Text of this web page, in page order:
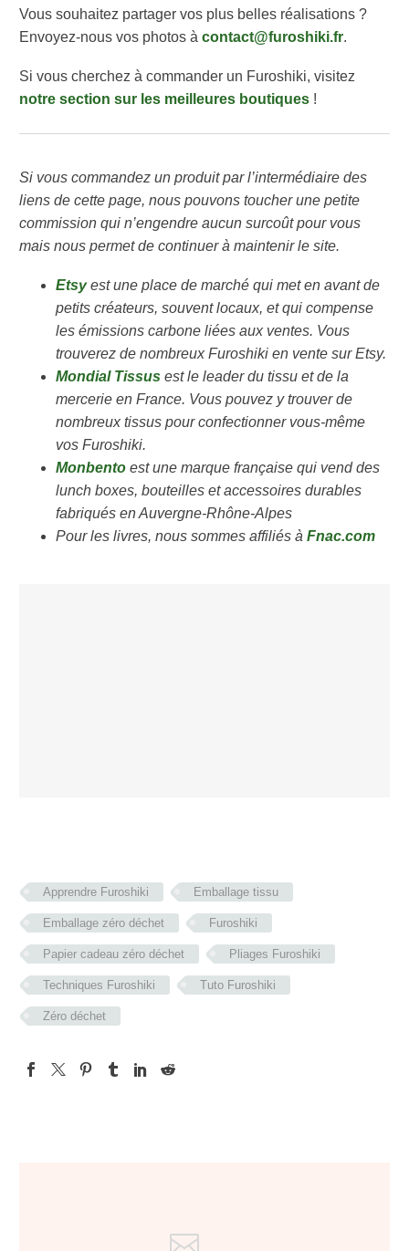
Vous souhaitez partager vos plus belles réalisations ?
Envoyez-nous vos photos à contact@furoshiki.fr.
Si vous cherchez à commander un Furoshiki, visitez
notre section sur les meilleures boutiques !
Si vous commandez un produit par l’intermédiaire des
liens de cette page, nous pouvons toucher une petite
commission qui n’engendre aucun surcoût pour vous
mais nous permet de continuer à maintenir le site.
Etsyest une place de marché qui met en avant de
petits créateurs, souvent locaux, et qui compense
les émissions carbone liées aux ventes. Vous
trouverez de nombreux Furoshiki en vente sur Etsy.
Mondial Tissus est le leader du tissu et de la
mercerie en France. Vous pouvez y trouver de
nombreux tissus pour confectionner vous-même
vos Furoshiki.
Monbento est une marque française qui vend des
lunch boxes, bouteilles et accessoires durables
fabriqués en Auvergne-Rhône-Alpes
Pour les livres, nous sommes affiliés à Fnac.com
Apprendre Furoshiki Emballage tissu
Emballage zéro déchet Furoshiki
Papier cadeau zéro déchet Pliages Furoshiki
Techniques Furoshiki Tuto Furoshiki
Zéro déchet